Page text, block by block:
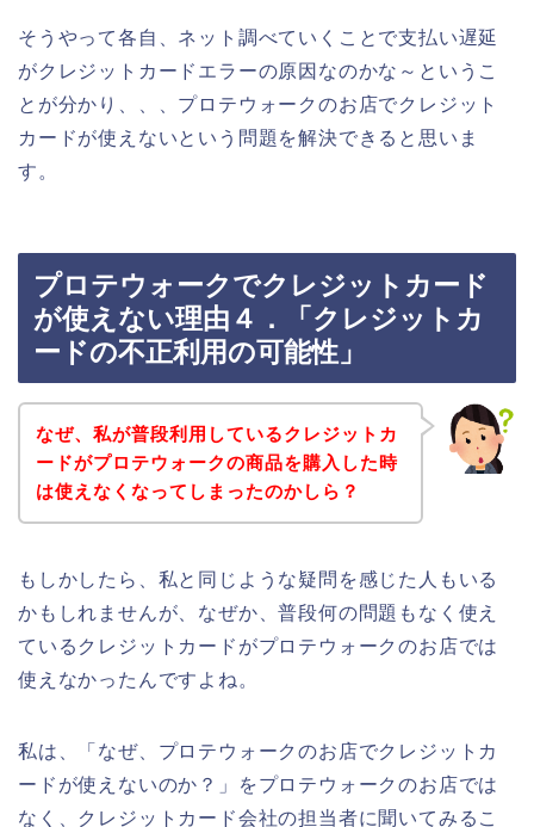
そうやって各自、ネット調べていくことで支払い遅延
がクレジットカードエラーの原因なのかな～というこ
とが分かり、、、プロテウォークのお店でクレジット
カードが使えないという問題を解決できると思いま
す。
プロテウォークでクレジットカード
が使えない理由４．「クレジットカ
ードの不正利用の可能性」
なぜ、私が普段利用しているクレジットカ
ードがプロテウォークの商品を購入した時
は使えなくなってしまったのかしら？
もしかしたら、私と同じような疑問を感じた人もいる
かもしれませんが、なぜか、普段何の問題もなく使え
ているクレジットカードがプロテウォークのお店では
使えなかったんですよね。
私は、「なぜ、プロテウォークのお店でクレジットカ
ードが使えないのか？」をプロテウォークのお店では
なく、クレジットカード会社の担当者に聞いてみるこ